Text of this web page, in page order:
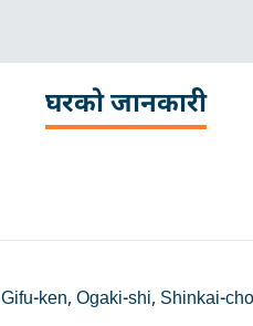
घरको जानकारी
Gifu-ken, Ogaki-shi, Shinkai-